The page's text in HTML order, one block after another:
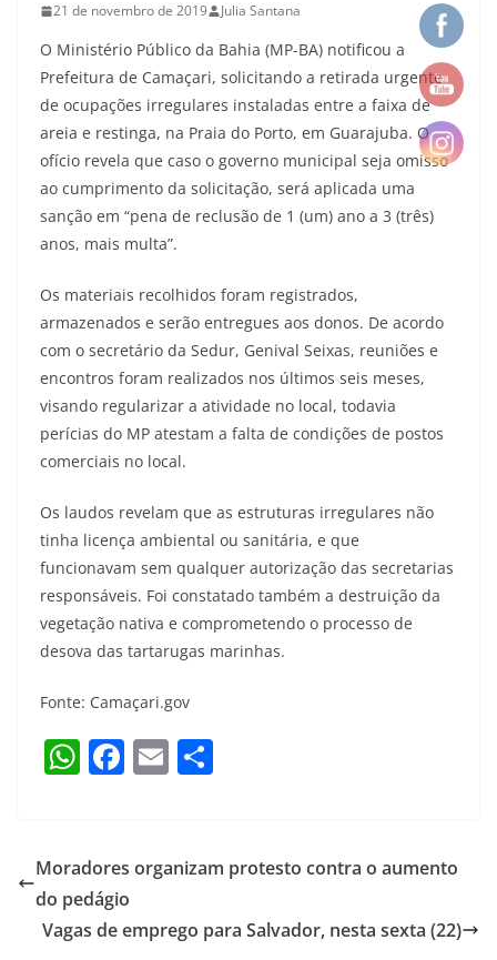
21 de novembro de 2019 Julia Santana
O Ministério Público da Bahia (MP-BA) notificou a
Prefeitura de Camaçari, solicitando a retirada urgente
de ocupações irregulares instaladas entre a faixa de
areia e restinga, na Praia do Porto, em Guarajuba. O
ofício revela que caso o governo municipal seja omisso
ao cumprimento da solicitação, será aplicada uma
sanção em “pena de reclusão de 1 (um) ano a 3 (três)
anos, mais multa”.
Os materiais recolhidos foram registrados,
armazenados e serão entregues aos donos. De acordo
com o secretário da Sedur, Genival Seixas, reuniões e
encontros foram realizados nos últimos seis meses,
visando regularizar a atividade no local, todavia
perícias do MP atestam a falta de condições de postos
comerciais no local.
Os laudos revelam que as estruturas irregulares não
tinha licença ambiental ou sanitária, e que
funcionavam sem qualquer autorização das secretarias
responsáveis. Foi constatado também a destruição da
vegetação nativa e comprometendo o processo de
desova das tartarugas marinhas.
Fonte: Camaçari.gov
W
s
A
p
F
e
b
o
E
l e
Moradores organizam protesto contra o aumento
do pedágio
Vagas de emprego para Salvador, nesta sexta (22)